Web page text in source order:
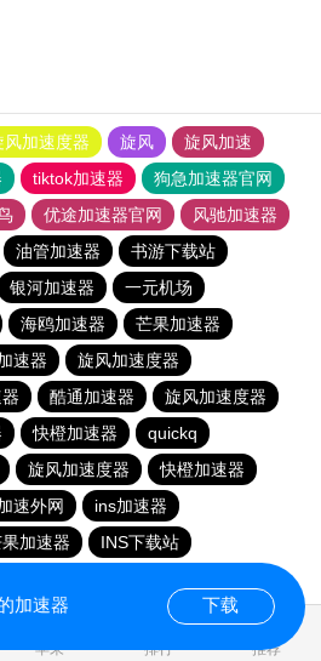
风加速度器 旋风
旋风加速
tiktok加速器
狗急加速器官网
优途加速器官网
风驰加速器
油管加速器
书游下载站
银河加速器
一元机场
海鸥加速器
芒果加速器
速器
旋风加速度器
酷通加速器
旋风加速度器
快橙加速器
quickq
旋风加速度器
快橙加速器
速外网
ins加速器
加速器
INS下载站
苹果 排行 推荐
加速器 下载
0.070427s